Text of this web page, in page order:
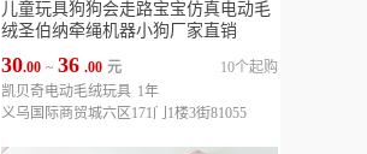
儿童玩具狗狗会走路宝宝仿真电动毛
绒圣伯纳牵绳机器小狗厂家直销
30.00 ~ 36 .00 元
10个起购
凯贝奇电动毛绒玩具 1年
义乌国际商贸城六区171门1楼3街81055